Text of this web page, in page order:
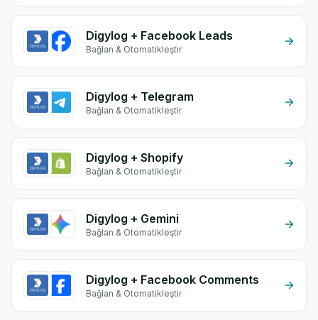
Digylog + Facebook Leads
Bağlan & Otomatikleştir
Digylog + Telegram
Bağlan & Otomatikleştir
Digylog + Shopify
Bağlan & Otomatikleştir
Digylog + Gemini
Bağlan & Otomatikleştir
Digylog + Facebook Comments
Bağlan & Otomatikleştir